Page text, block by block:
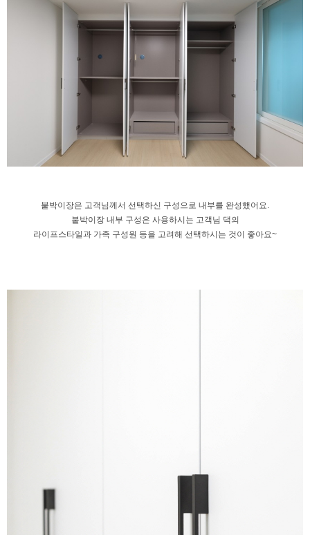
붙박이장은 고객님께서 선택하신 구성으로 내부를 완성했어요.
붙박이장 내부 구성은 사용하시는 고객님 댁의
라이프스타일과 가족 구성원 등을 고려해 선택하시는 것이 좋아요~